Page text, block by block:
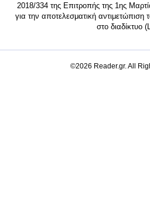
2018/334 της Επιτροπής της 1ης
για την αποτελεσματική
στο διαδίκτυο
©2026 Reader.gr. All